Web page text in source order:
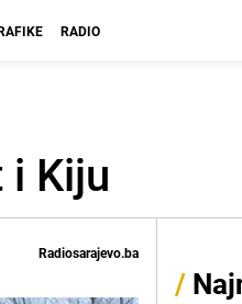
RADIO
Kiju
Radiosarajevo.ba
/